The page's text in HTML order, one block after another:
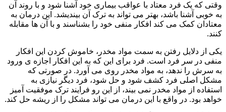
وقتی که یک فرد معتاد با عواقب بیماری خود آشنا شود و با روند آن
به خوبی آشنا باشد، بهتر می تواند به ترک آن بیندیشد. این درمان به
معتادان کمک می کند افکار منفی خود را بشناسند و با آن ها مقابله
کنند.
یکی از دلایل رفتن به سمت مواد مخدر، خاموش کردن این افکار
منفی در سر فرد است. فرد برای این که به این افکار اجازه ی ورود
به سرش را ندهد، به مواد مخدر روی می آورد. در صورتی که
مشکل اصلی فرد کشف شود و حل شود، فرد دیگر نیازی به
استفاده از مواد مخدر نمی بیند، از این رو فرایند ترک موفقیت آمیز
خواهد بود. در واقع با این درمان می تواند مشکل را از ریشه حل کند.